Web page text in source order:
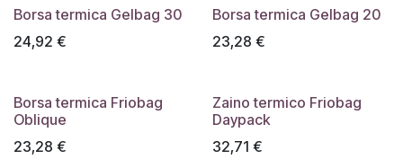
Borsa termica Gelbag 30
24,92 €
Borsa termica Gelbag 20
23,28 €
Borsa termica Friobag
Oblique
23,28 €
Zaino termico Friobag
Daypack
32,71 €